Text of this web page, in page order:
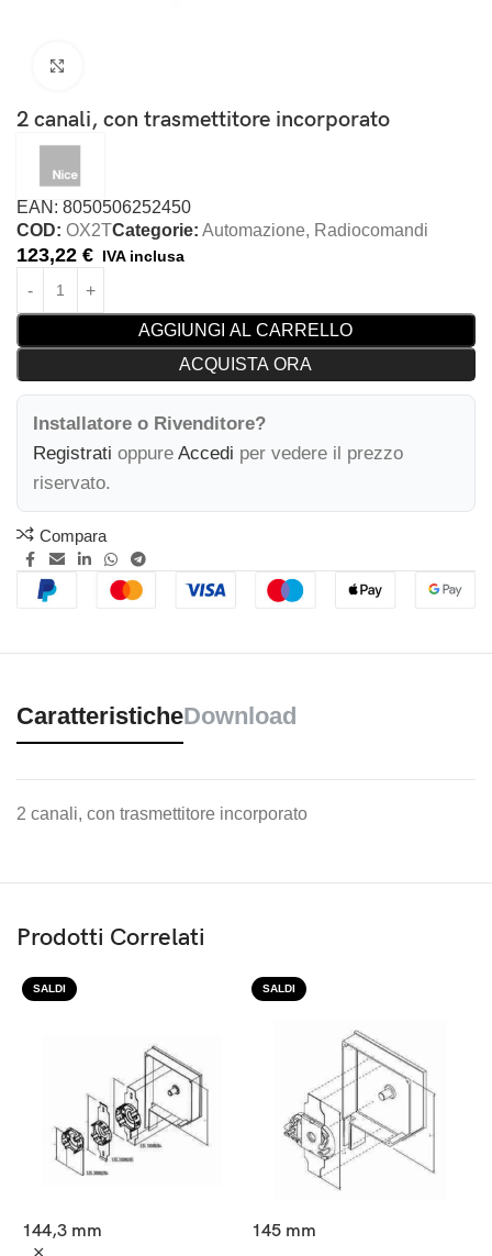
2 canali, con trasmettitore incorporato
EAN: 8050506252450
COD: OX2TCategorie: Automazione, Radiocomandi
123,22 € IVA inclusa
AGGIUNGI AL CARRELLO
ACQUISTA ORA
Installatore o Rivenditore?
Registrati oppure Accedi per vedere il prezzo
riservato.
Compara
CaratteristicheDownload
2 canali, con trasmettitore incorporato
Prodotti Correlati
SALDI
144,3 mm
SALDI
145 mm